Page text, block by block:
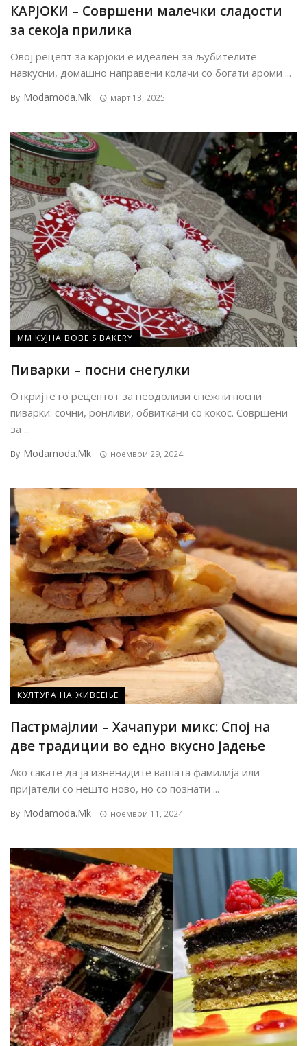
КАРЈОКИ – Совршени малечки сладости
за секоја прилика
Овој рецепт за карјоки е идеален за љубителите
навкусни, домашно направени колачи со богати ароми ...
By Modamoda.mk март 13, 2025
ММ КУЈНА BOBE'S BAKERY
Пиварки – посни снегулки
Откријте го рецептот за неодоливи снежни посни
пиварки: сочни, ронливи, обвиткани со кокос. Совршени
за ...
By Modamoda.mk ноември 29, 2024
КУЛТУРА НА ЖИВЕЕЊЕ
Пастрмајлии – Хачапури микс: Спој на
две традиции во едно вкусно јадење
Ако сакате да ја изненадите вашата фамилија или
пријатели со нешто ново, но со познати ...
By Modamoda.mk ноември 11, 2024